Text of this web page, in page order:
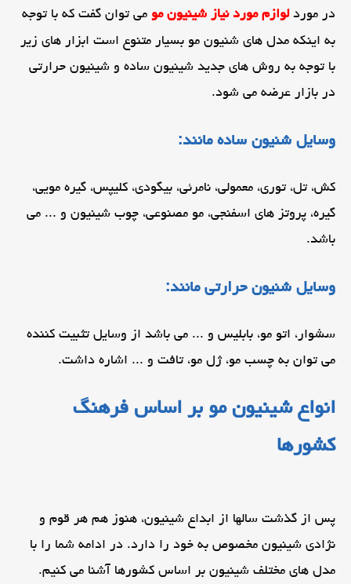
در موردلوازم مورد نیاز شینیون مومی توان گفت که با توجه
به اینکه مدل های شنیون مو بسیار متنوع است ابزار های زیر
با توجه به روش های جدید شینیون ساده و شینیون حرارتی
در بازار عرضه می شود.
وسایل شنیون ساده مانند:
کش، تل، توری، معمولی، نامرئی، بیگودی، کلیپس، گیره مویی،
گیره، پروتز های اسفنجی، مو مصنوعی، چوب شینیون و ... می
باشد.
وسایل شنیون حرارتی مانند:
سشوار، اتو مو، بابلیس و ... می باشد از وسایل تثبیت کننده
می توان به چسب مو، ژل مو، تافت و ... اشاره داشت.
انواع شینیون مو بر اساس فرهنگ
کشورها
پس از گذشت سالها از ابداع شینیون، هنوز هم هر قوم و
نژادی شینیون مخصوص به خود را دارد. در ادامه شما را با
مدل های مختلف شینیون بر اساس کشورها آشنا می کنیم.